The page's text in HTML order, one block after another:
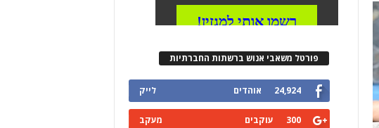
פורטל משאבי אנוש ברשתות החברתיות
24,924 אוהדים לייק
300 עוקבים מעקב